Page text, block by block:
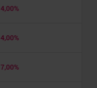
4,00%
4,00%
7,00%